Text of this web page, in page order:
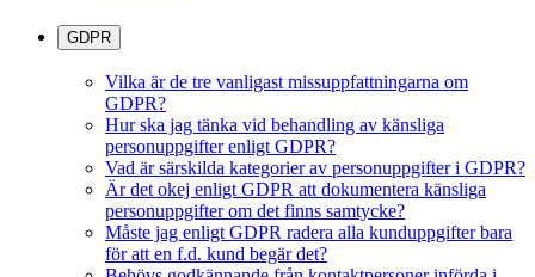
GDPR
Vilka är de tre vanligast missuppfattningarna om
GDPR?
Hur ska jag tänka vid behandling av känsliga
personuppgifter enligt GDPR?
Vad är särskilda kategorier av personuppgifter i GDPR?
Är det okej enligt GDPR att dokumentera känsliga
personuppgifter om det finns samtycke?
Måste jag enligt GDPR radera alla kunduppgifter bara
för att en f.d. kund begär det?